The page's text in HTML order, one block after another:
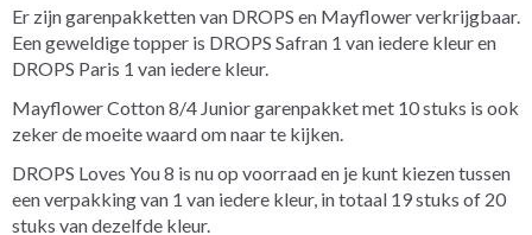
Er zijn garenpakketten van DROPS en Mayflower verkrijgbaar.
Een geweldige topper is DROPS Safran 1 van iedere kleur en
DROPS Paris 1 van iedere kleur.
Mayflower Cotton 8/4 Junior garenpakket met 10 stuks is ook
zeker de moeite waard om naar te kijken.
DROPS Loves You 8 is nu op voorraad en je kunt kiezen tussen
een verpakking van 1 van iedere kleur, in totaal 19 stuks of 20
stuks van dezelfde kleur.